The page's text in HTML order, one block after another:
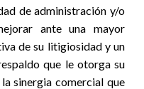
de administración y/o
ante una mayor
de su litigiosidad y un
que le otorga su
sinergia comercial que